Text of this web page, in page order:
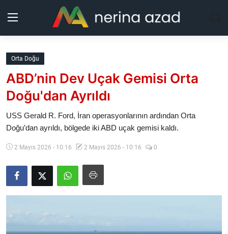
Kurdistan
Bölgeler
Güncel
Makaleler
Orta Doğu
ABD’nin Dev Uçak Gemisi Orta
Doğu'dan Ayrıldı
USS Gerald R. Ford, İran operasyonlarının ardından Orta
Doğu’dan ayrıldı, bölgede iki ABD uçak gemisi kaldı.
2 Mayıs 2026 - 10:16 2 Mayıs 2026 - 10:16 0